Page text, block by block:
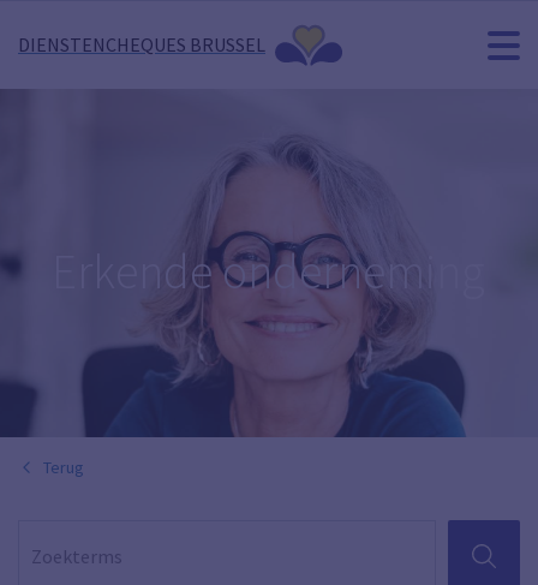
DIENSTENCHEQUES BRUSSEL
Erkende onderneming
Terug
ZOEKEN